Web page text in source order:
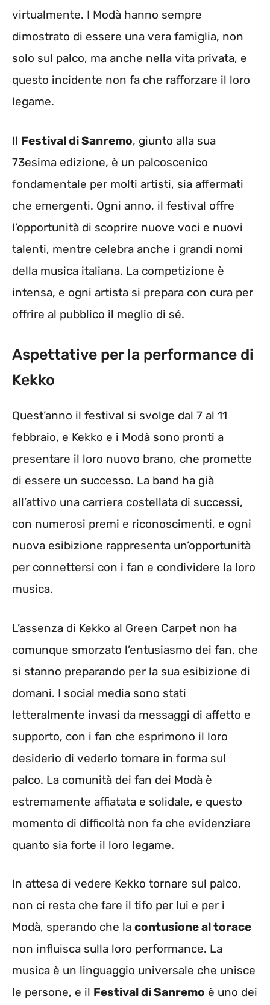
virtualmente. I Modà hanno sempre
dimostrato di essere una vera famiglia, non
solo sul palco, ma anche nella vita privata, e
questo incidente non fa che rafforzare il loro
legame.
Il Festival di Sanremo, giunto alla sua
73esima edizione, è un palcoscenico
fondamentale per molti artisti, sia affermati
che emergenti. Ogni anno, il festival offre
l’opportunità di scoprire nuove voci e nuovi
talenti, mentre celebra anche i grandi nomi
della musica italiana. La competizione è
intensa, e ogni artista si prepara con cura per
offrire al pubblico il meglio di sé.
Aspettative per la performance di
Kekko
Quest’anno il festival si svolge dal 7 al 11
febbraio, e Kekko e i Modà sono pronti a
presentare il loro nuovo brano, che promette
di essere un successo. La band ha già
all’attivo una carriera costellata di successi,
con numerosi premi e riconoscimenti, e ogni
nuova esibizione rappresenta un’opportunità
per connettersi con i fan e condividere la loro
musica.
L’assenza di Kekko al Green Carpet non ha
comunque smorzato l’entusiasmo dei fan, che
si stanno preparando per la sua esibizione di
domani. I social media sono stati
letteralmente invasi da messaggi di affetto e
supporto, con i fan che esprimono il loro
desiderio di vederlo tornare in forma sul
palco. La comunità dei fan dei Modà è
estremamente affiatata e solidale, e questo
momento di difficoltà non fa che evidenziare
quanto sia forte il loro legame.
In attesa di vedere Kekko tornare sul palco,
non ci resta che fare il tifo per lui e per i
Modà, sperando che la contusione al torace
non influisca sulla loro performance. La
musica è un linguaggio universale che unisce
le persone, e il Festival di Sanremo è uno dei